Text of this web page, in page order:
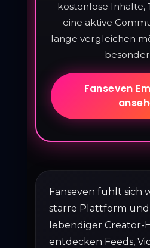
kostenlose Inhalte,
eine aktive
lange vergleichen
Fanseven
Fanseven fühlt sich
starre Plattform und
lebendiger Creator-
entdecken Feeds,